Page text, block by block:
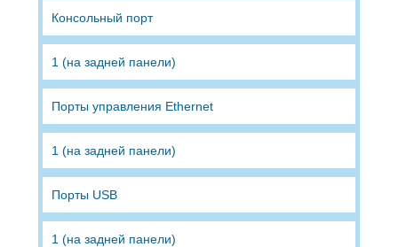
Консольный порт
1 (на задней панели)
Порты управления Ethernet
1 (на задней панели)
Порты USB
1 (на задней панели)